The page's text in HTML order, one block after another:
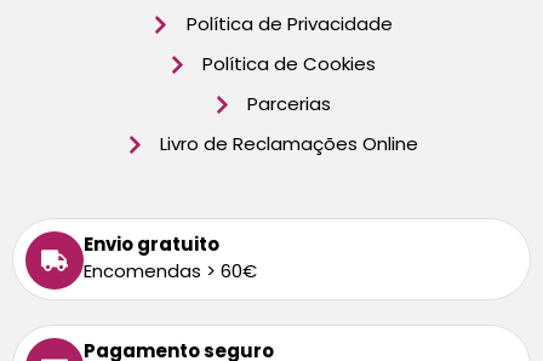
Política de Privacidade
Política de Cookies
Parcerias
Livro de Reclamações Online
Envio gratuito
Encomendas > 60€
Pagamento seguro